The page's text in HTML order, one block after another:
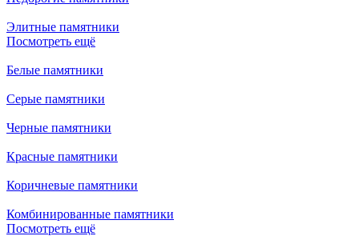
Элитные памятники
Посмотреть ещё
Белые памятники
Серые памятники
Черные памятники
Красные памятники
Коричневые памятники
Комбинированные памятники
Посмотреть ещё